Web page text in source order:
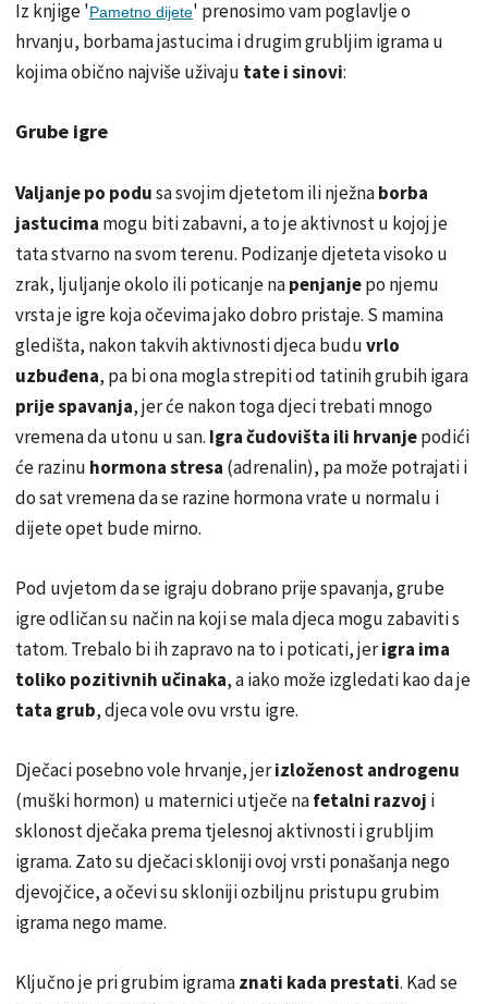
Iz knjige 'Pametno dijete' prenosimo vam poglavlje o
hrvanju, borbama jastucima i drugim grubljim igrama u
kojima obično najviše uživaju tate i sinovi:
Grube igre
Valjanje po podusa svojim djetetom ili nježnaborba
jastucima mogu biti zabavni, a to je aktivnost u kojoj je
tata stvarno na svom terenu. Podizanje djeteta visoko u
zrak, ljuljanje okolo ili poticanje napenjanjepo njemu
vrsta je igre koja očevima jako dobro pristaje. S mamina
gledišta, nakon takvih aktivnosti djeca buduvrlo
uzbuđena, pa bi ona mogla strepiti od tatinih grubih igara
prije spavanja, jer će nakon toga djeci trebati mnogo
vremena da utonu u san. Igra čudovišta ili hrvanjepodići
će razinu hormona stresa (adrenalin), pa može potrajati i
do sat vremena da se razine hormona vrate u normalu i
dijete opet bude mirno.
Pod uvjetom da se igraju dobrano prije spavanja, grube
igre odličan su način na koji se mala djeca mogu zabaviti s
tatom. Trebalo bi ih zapravo na to i poticati, jerigra ima
toliko pozitivnih učinaka, a iako može izgledati kao da je
tata grub, djeca vole ovu vrstu igre.
Dječaci posebno vole hrvanje, jerizloženost androgenu
(muški hormon) u maternici utječe nafetalni razvoj i
sklonost dječaka prema tjelesnoj aktivnosti i grubljim
igrama. Zato su dječaci skloniji ovoj vrsti ponašanja nego
djevojčice, a očevi su skloniji ozbiljnu pristupu grubim
igrama nego mame.
Ključno je pri grubim igramaznati kada prestati. Kad se